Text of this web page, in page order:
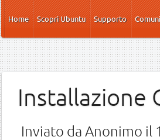
Salta al contenuto principale
Home
Scopri Ubuntu Supporto
Installazione
Inviato da Anonimo il